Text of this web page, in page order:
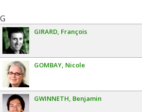
G
GIRARD François
GOMBAY Nicole
GWINNETH Benjamin